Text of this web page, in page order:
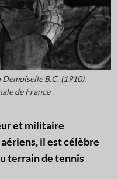
B.C. (1910).
de France
et militaire
il est célèbre
terrain de tennis